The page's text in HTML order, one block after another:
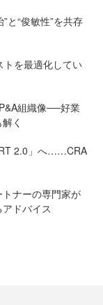
と“俊敏性”を共存
トを最適化してい
組織像──好業
く
2.0」へ……CRA
ナーの専門家が
ドバイス